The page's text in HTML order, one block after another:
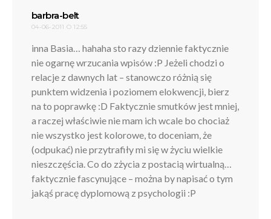
barbra-beltpisze:
04-06-2011 O 12:55
inna Basia… hahaha sto razy dziennie faktycznie
nie ogarnę wrzucania wpisów :P Jeżeli chodzi o
relacje z dawnych lat – stanowczo różnią się
punktem widzenia i poziomem elokwencji, bierz
na to poprawkę :D Faktycznie smutków jest mniej,
a raczej właściwie nie mam ich wcale bo chociaż
nie wszystko jest kolorowe, to doceniam, że
(odpukać) nie przytrafiły mi się w życiu wielkie
nieszczęścia. Co do zżycia z postacią wirtualną…
faktycznie fascynujące – można by napisać o tym
jakąś pracę dyplomową z psychologii :P